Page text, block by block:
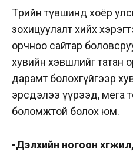
Төрийн түвшинд хоёр
зохицуулалт хийх
орчноо сайтар
хувийн хэвшлийг татан
дарамт болохгүйгээр
эрсдэлээ үүрээд, мега
боломжтой болох юм.
-Дэлхийн ногоон